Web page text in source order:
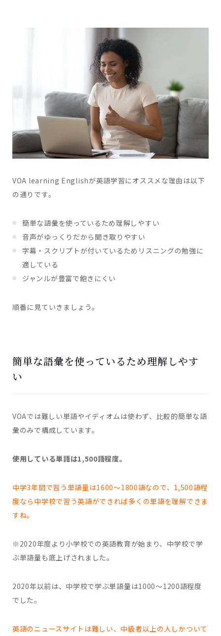
VOA learning Englishが英語学習にオススメな理由は以下
の通りです。
簡単な語彙を使っているため理解しやすい
音声がゆっくりだから聞き取りやすい
字幕・スクリプトが付いているためリスニングの勉強に
適している
ジャンルが豊富で飽きにくい
順番に見ていきましょう。
簡単な語彙を使っているため理解しやす
い
VOAでは難しい単語やイディオムは使わず、比較的簡単な語
彙のみで構成しています。
使用している単語は1,500語程度。
中学3年間で習う単語量は1600〜1800語なので、1,500語程
度なら中学校で習う英語ができれば多くの単語を理解できま
すね。
※2020年度より小学校での英語教育が始まり、中学校で学
ぶ単語量も底上げされました。
2020年以前は、中学校で学ぶ単語量は1000〜1200語程度
でした。
英語のニュースサイトは難しい、中級者以上の人しかついて